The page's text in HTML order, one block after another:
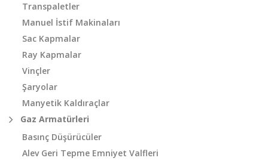
Transpaletler
Manuel İstif Makinaları
Sac Kapmalar
Ray Kapmalar
Vinçler
Şaryolar
Manyetik Kaldıraçlar
Gaz Armatürleri
Basınç Düşürücüler
Alev Geri Tepme Emniyet Valfleri